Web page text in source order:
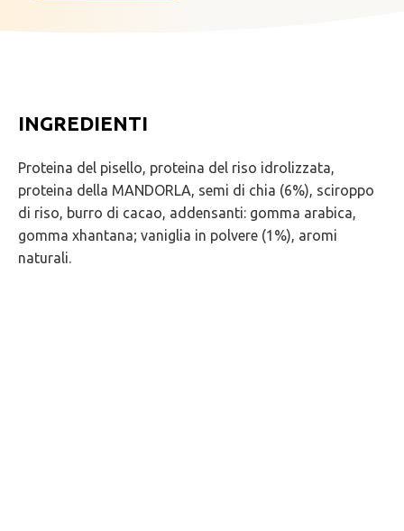
INGREDIENTI
Proteina del pisello, proteina del riso idrolizzata,
proteina della MANDORLA, semi di chia (6%), sciroppo
di riso, burro di cacao, addensanti: gomma arabica,
gomma xhantana; vaniglia in polvere (1%), aromi
naturali.